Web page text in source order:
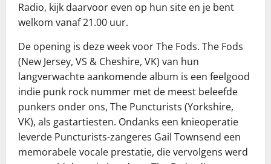
Radio, kijk daarvoor even op hun site en je bent
welkom vanaf 21.00 uur.
De opening is deze week voor The Fods. The Fods
(New Jersey, VS & Cheshire, VK) van hun
langverwachte aankomende album is een feelgood
indie punk rock nummer met de meest beleefde
punkers onder ons, The Puncturists (Yorkshire,
VK), als gastartiesten. Ondanks een knieoperatie
leverde Puncturists-zangeres Gail Townsend een
memorabele vocale prestatie, die vervolgens werd